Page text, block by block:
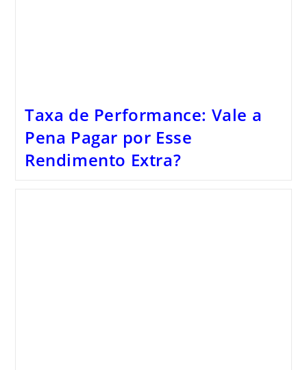
Taxa de Performance: Vale a
Pena Pagar por Esse
Rendimento Extra?